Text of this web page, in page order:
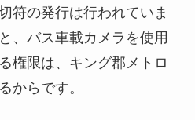
符の発行は行われていま
、バス車載カメラを使用
権限は、キング郡メトロ
からです。